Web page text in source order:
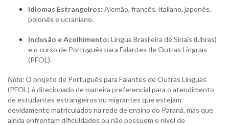
Idiomas Estrangeiros: Alemão, francês, italiano, japonês,
polonês e ucraniano.
Inclusão e Acolhimento: Língua Brasileira de Sinais (Libras)
e o curso de Português para Falantes de Outras Línguas
(PFOL).
Nota:O projeto de Português para Falantes de Outras Línguas
(PFOL) é direcionado de maneira preferencial para o atendimento
de estudantes estrangeiros ou migrantes que estejam
devidamente matriculados na rede de ensino do Paraná, mas que
ainda enfrentam dificuldades ou não possuem o nível de